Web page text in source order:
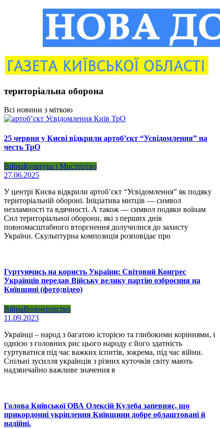
територіальна оборона
Всі новини з міткою
25 червня у Києві відкрили артоб’єкт “Усвідомлення” на
честь ТрО
ВійнаКультура і Мистецтво
27.06.2025
У центрі Києва відкрили артоб’єкт “Усвідомлення” як подяку
територіальній обороні. Ініціатива митців — символ
незламності та вдячності. А також — символ подяки воїнам
Сил територіальної оборони, які з перших днів
повномасштабного вторгнення долучилися до захисту
України. Скульптурна композиція розповідає про
Гуртуючись на користь України: Світовий Конгрес
Українців передав Війську велику партію озброєння на
Київщині (фото;відео)
ВійнаВолонтерство
11.09.2023
Українці – народ з багатою історією та глибокими коріннями, і
однією з головних рис цього народу є його здатність
гуртуватися під час важких іспитів, зокрема, під час війни.
Спільні зусилля українців з різних куточків світу мають
надзвичайно важливе значення в
Голова Київської ОВА Олексій Кулеба запевняє, що
прикордонні укріплення Київщини добре облаштовані й
надійні.